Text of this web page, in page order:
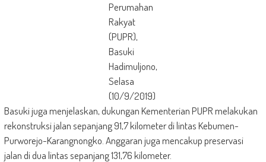
Perumahan
Rakyat
(PUPR),
Basuki
Hadimuljono,
Selasa
(10/9/2019)
Basuki juga menjelaskan, dukungan Kementerian PUPR melakukan
rekonstruksi jalan sepanjang 91,7 kilometer di lintas Kebumen-
Purworejo-Karangnongko. Anggaran juga mencakup preservasi
jalan di dua lintas sepanjang 131,76 kilometer.